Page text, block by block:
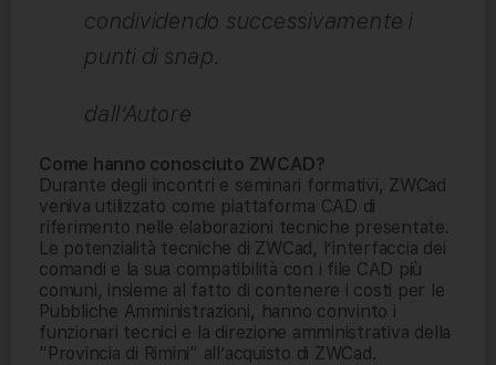
condividendo successivamente i
punti di snap.
dall’Autore
Come hanno conosciuto ZWCAD?
Durante degli incontri e seminari formativi, ZWCad
veniva utilizzato come piattaforma CAD di
riferimento nelle elaborazioni tecniche presentate.
Le potenzialità tecniche di ZWCad, l’interfaccia dei
comandi e la sua compatibilità con i file CAD più
comuni, insieme al fatto di contenere i costi per le
Pubbliche Amministrazioni, hanno convinto i
funzionari tecnici e la direzione amministrativa della
“Provincia di Rimini” all’acquisto di ZWCad.